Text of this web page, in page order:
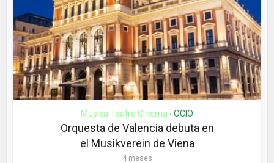
Musica Teatro Cinema • OCIO
Orquesta de Valencia debuta en
el Musikverein de Viena
4 meses